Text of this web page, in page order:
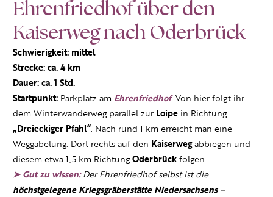
Ehrenfriedhof über den
Kaiserweg nach Oderbrück
Schwierigkeit: mittel
Strecke: ca. 4 km
Dauer: ca. 1 Std.
Startpunkt: Parkplatz am Ehrenfriedhof. Von hier folgt ihr
dem Winterwanderweg parallel zur Loipe in Richtung
„Dreieckiger Pfahl“. Nach rund 1 km erreicht man eine
Weggabelung. Dort rechts auf den Kaiserwegabbiegen und
diesem etwa 1,5 km RichtungOderbrück folgen.
➤ Gut zu wissen: Der Ehrenfriedhof selbst ist die
höchstgelegene Kriegsgräberstätte Niedersachsens –